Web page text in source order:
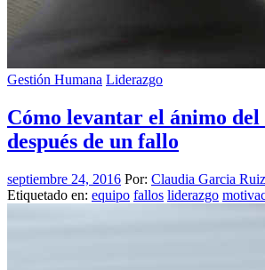
Gestión Humana Liderazgo
Cómo levantar el ánimo del
después de un fallo
septiembre 24, 2016 Por: Claudia Garcia Ruiz
Etiquetado en: equipo fallos liderazgo